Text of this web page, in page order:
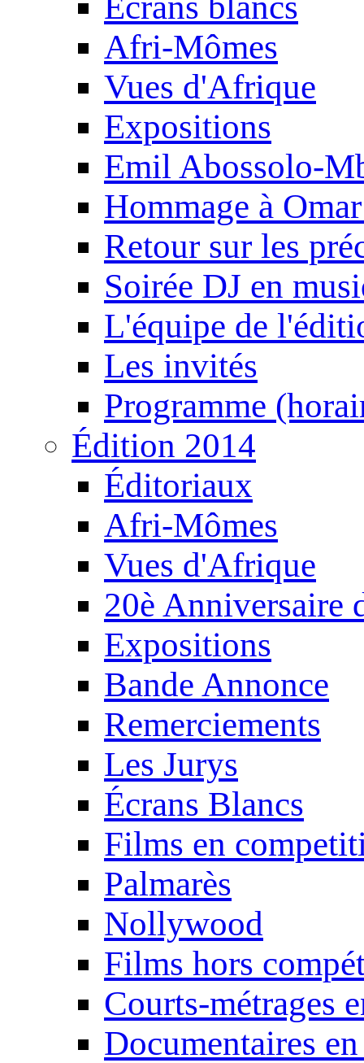
Afri-Mômes
Vues d'Afrique
Expositions
Emil Abossolo-
Hommage à
Retour sur les
Soirée DJ en
L'équipe de
Les invités
Programme
Édition 2014
Éditoriaux
Afri-Mômes
Vues d'Afrique
20è Anniversaire
Expositions
Bande Annonce
Remerciements
Les Jurys
Écrans Blancs
Films en
Palmarès
Nollywood
Films hors
Courts-métrages
Documentaires